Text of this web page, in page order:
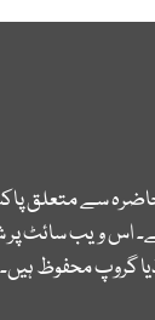
سے متعلق
اس ویب سائٹ پر
گروپ محفوظ ہیں۔